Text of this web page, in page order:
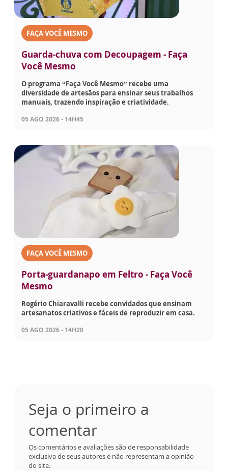
FAÇA VOCÊ MESMO
Guarda-chuva com Decoupagem - Faça
Você Mesmo
O programa “Faça Você Mesmo” recebe uma
diversidade de artesãos para ensinar seus trabalhos
manuais, trazendo inspiração e criatividade.
05 AGO 2026 - 14H45
FAÇA VOCÊ MESMO
Porta-guardanapo em Feltro - Faça Você
Mesmo
Rogério Chiaravalli recebe convidados que ensinam
artesanatos criativos e fáceis de reproduzir em casa.
05 AGO 2026 - 14H20
Seja o primeiro a
comentar
Os comentários e avaliações são de responsabilidade
exclusiva de seus autores e não representam a opinião
do site.